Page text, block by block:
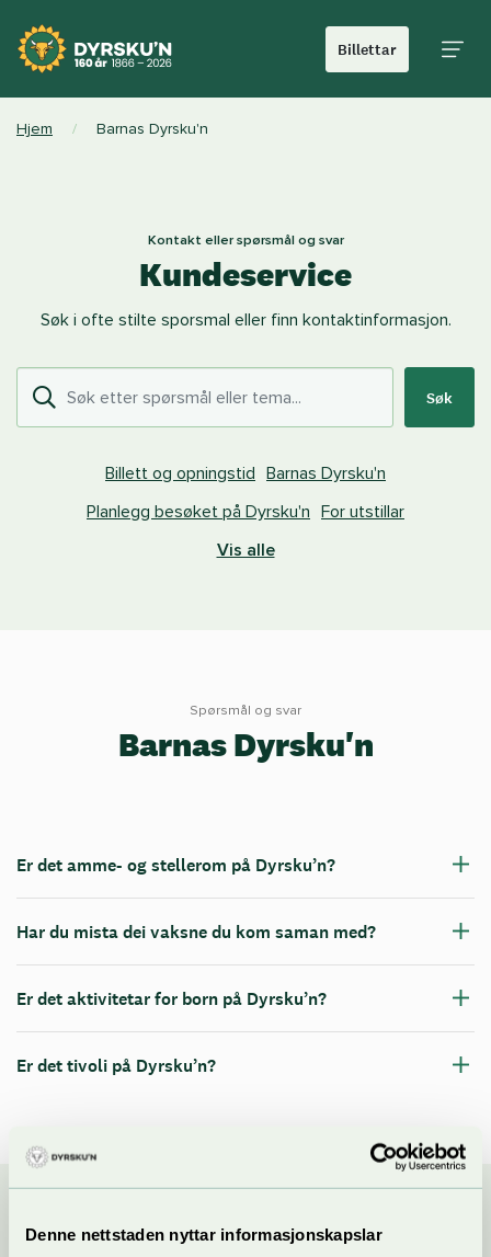
Denne nettstaden nyttar informasjonskapslar
Billettar
Hjem / Barnas Dyrsku'n
Kontakt eller spørsmål og svar
Kundeservice
Søk i ofte stilte sporsmal eller finn kontaktinformasjon.
Søk
Billett og opningstid Barnas Dyrsku'n
Planlegg besøket på Dyrsku'n For utstillar
Vis alle
Spørsmål og svar
Barnas Dyrsku'n
Er det amme- og stellerom på Dyrsku’n?
Har du mista dei vaksne du kom saman med?
Er det aktivitetar for born på Dyrsku’n?
Er det tivoli på Dyrsku’n?